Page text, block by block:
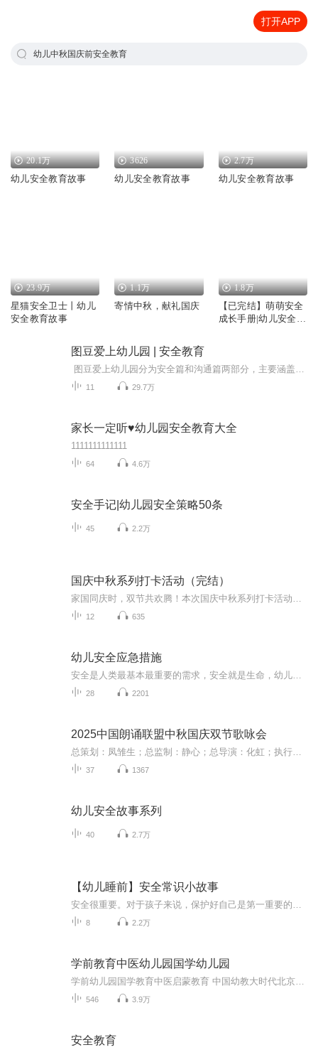
打开APP
幼儿中秋国庆前安全教育
20.1万
幼儿安全教育故事
3626
幼儿安全教育故事
2.7万
幼儿安全教育故事
23.9万
星猫安全卫士丨幼儿
安全教育故事
1.1万
寄情中秋，献礼国庆
1.8万
【已完结】萌萌安全
成长手册|幼儿安全教
图豆爱上幼儿园 | 安全教育
11 29.7万
家长一定听♥幼儿园安全教育大全
1111111111111
64 4.6万
安全手记|幼儿园安全策略50条
45 2.2万
国庆中秋系列打卡活动（完结）
12 635
幼儿安全应急措施
28 2201
2025中国朗诵联盟中秋国庆双节歌咏会
37 1367
幼儿安全故事系列
40 2.7万
【幼儿睡前】安全常识小故事
8 2.2万
学前教育中医幼儿园国学幼儿园
546 3.9万
安全教育